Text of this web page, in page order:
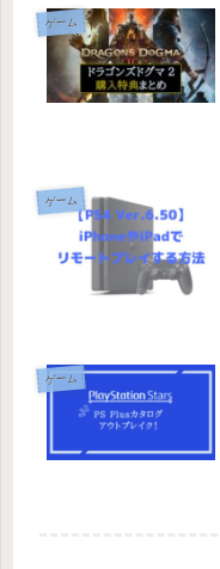
ゲーム
ゲーム
ゲーム